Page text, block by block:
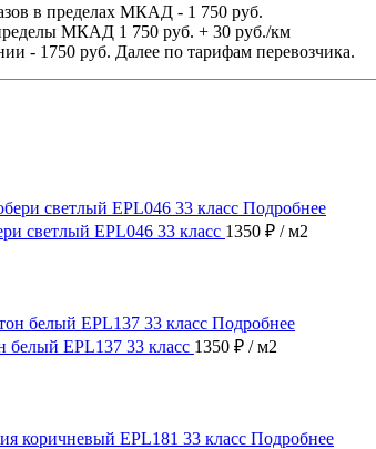
в пределах МКАД - 1 750 руб.
МКАД 1 750 руб. + 30 руб./км
- 1750 руб. Далее по тарифам перевозчика.
Подробнее
светлый EPL046 33 класс 1350 ₽ / м2
Подробнее
белый EPL137 33 класс 1350 ₽ / м2
Подробнее